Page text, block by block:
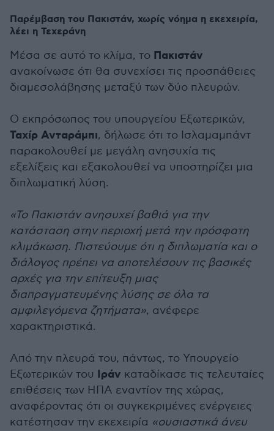
Παρέμβαση του Πακιστάν, χωρίς νόημα η εκεχειρία,
λέει η Τεχεράνη
Μέσα σε αυτό το κλίμα, το Πακιστάν
ανακοίνωσε ότι θα συνεχίσει τις προσπάθειες
διαμεσολάβησης μεταξύ των δύο πλευρών.
Ο εκπρόσωπος του υπουργείου Εξωτερικών,
Ταχίρ Ανταράμπι, δήλωσε ότι το Ισλαμαμπάντ
παρακολουθεί με μεγάλη ανησυχία τις
εξελίξεις και εξακολουθεί να υποστηρίζει μια
διπλωματική λύση.
«Το Πακιστάν ανησυχεί βαθιά για την
κατάσταση στην περιοχή μετά την πρόσφατη
κλιμάκωση. Πιστεύουμε ότι η διπλωματία και ο
διάλογος πρέπει να αποτελέσουν τις βασικές
αρχές για την επίτευξη μιας
διαπραγματευμένης λύσης σε όλα τα
αμφιλεγόμενα ζητήματα», ανέφερε
χαρακτηριστικά.
Από την πλευρά του, πάντως, το Υπουργείο
Εξωτερικών του Ιράν καταδίκασε τις τελευταίες
επιθέσεις των ΗΠΑ εναντίον της χώρας,
αναφέροντας ότι οι συγκεκριμένες ενέργειες
κατέστησαν την εκεχειρία «ουσιαστικά άνευ